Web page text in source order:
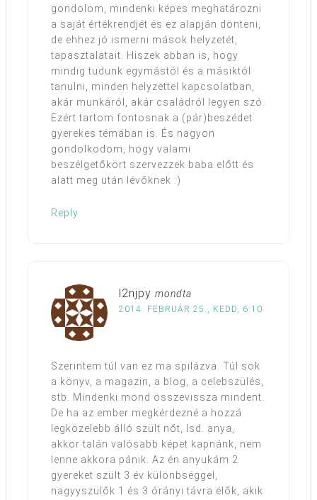
gondolom, mindenki képes meghatározni
a saját értékrendjét és ez alapján dönteni,
de ehhez jó ismerni mások helyzetét,
tapasztalatait. Hiszek abban is, hogy
mindig tudunk egymástól és a másiktól
tanulni, minden helyzettel kapcsolatban,
akár munkáról, akár családról legyen szó.
Ezért tartom fontosnak a (pár)beszédet
gyerekes témában is. És nagyon
gondolkodom, hogy valami
beszélgetőkört szervezzek baba előtt és
alatt meg után lévőknek :)
Reply
l2njpy mondta
2014. FEBRUÁR 25., KEDD, 6:10
Szerintem túl van ez ma spilázva. Túl sok
a könyv, a magazin, a blog, a celebszülés,
stb. Mindenki mond összevissza mindent.
De ha az ember megkérdezné a hozzá
legközelebb álló szült nőt, lsd. anya,
akkor talán valósabb képet kapnánk, nem
lenne akkora pánik. Az én anyukám 2
gyereket szült 3 év különbséggel,
nagyyszülők 1 és 3 órányi távra élők, akik